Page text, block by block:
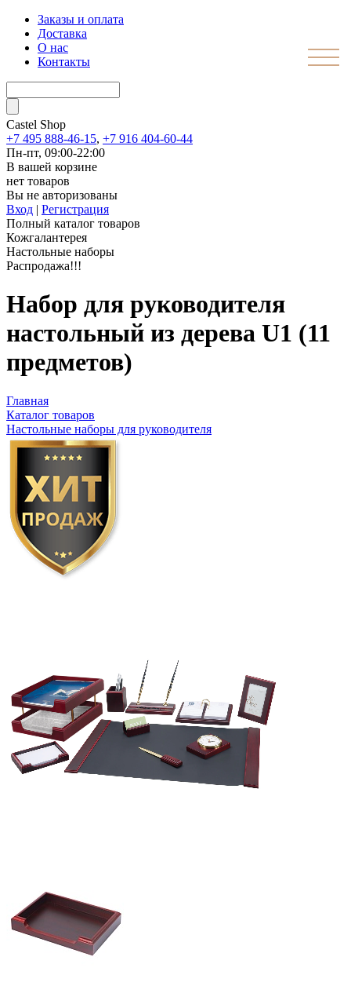
Заказы и оплата
Доставка
О нас
Контакты
Castel Shop
+7 495 888-46-15, +7 916 404-60-44
Пн-пт, 09:00-22:00
В вашей корзине
нет товаров
Вы не авторизованы
Вход | Регистрация
Полный каталог товаров
Кожгалантерея
Настольные наборы
Распродажа!!!
Набор для руководителя
настольный из дерева U1 (11
предметов)
Главная
Каталог товаров
Настольные наборы для руководителя